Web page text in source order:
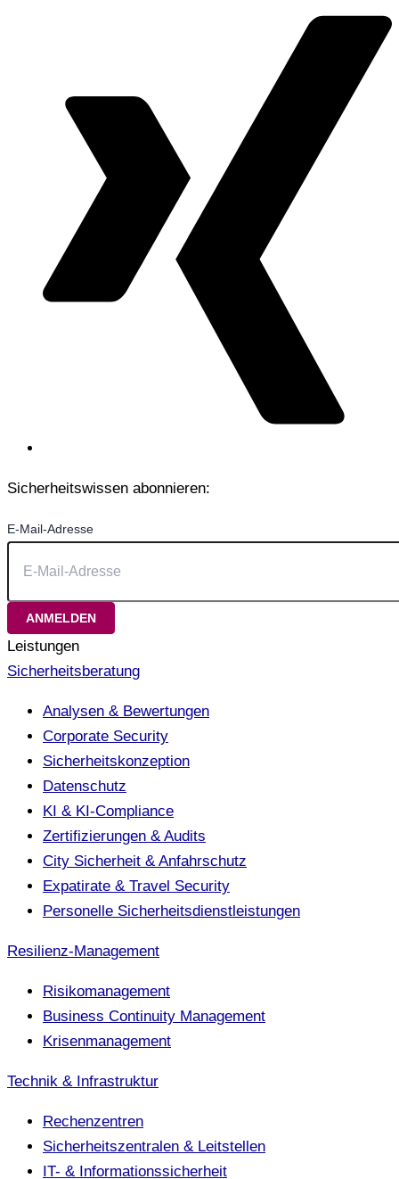
Sicherheitswissen abonnieren:
E-Mail-Adresse
Leistungen
Sicherheitsberatung
Analysen & Bewertungen
Corporate Security
Sicherheitskonzeption
Datenschutz
KI & KI-Compliance
Zertifizierungen & Audits
City Sicherheit & Anfahrschutz
Expatirate & Travel Security
Personelle Sicherheitsdienstleistungen
Resilienz-Management
Risikomanagement
Business Continuity Management
Krisenmanagement
Technik & Infrastruktur
Rechenzentren
Sicherheitszentralen & Leitstellen
IT- & Informationssicherheit